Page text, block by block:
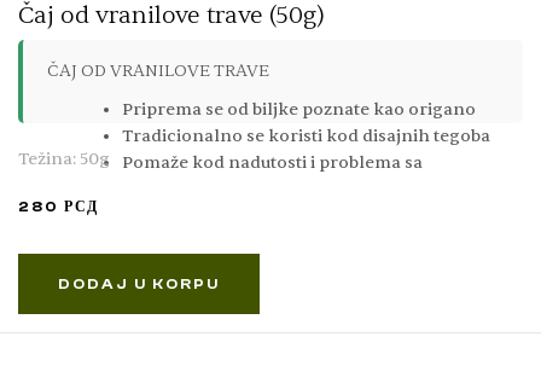
Čaj od vranilove trave (50g)
ČAJ OD VRANILOVE TRAVE
Priprema se od biljke poznate kao origano
Tradicionalno se koristi kod disajnih tegoba
Pomaže kod nadutosti i problema sa
Težina: 50g
280 РСД
DODAJ U KORPU